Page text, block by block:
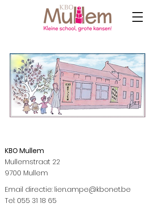
KBO Mullem
Mullemstraat 22
9700 Mullem
Email directie: lien.ampe@kbonet.be
Tel: 055 31 18 65